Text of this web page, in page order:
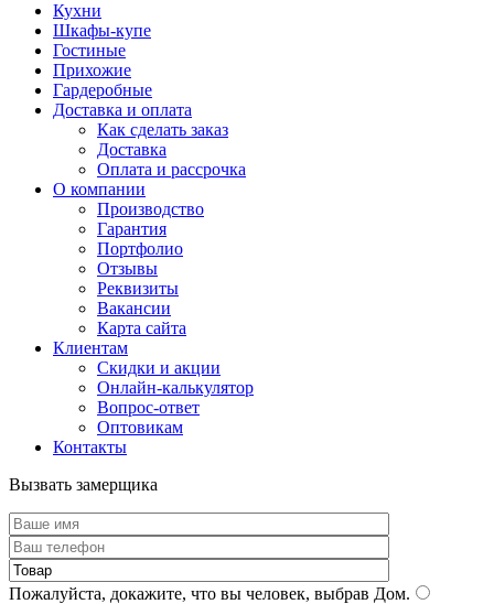
Кухни
Шкафы-купе
Гостиные
Прихожие
Гардеробные
Доставка и оплата
Как сделать заказ
Доставка
Оплата и рассрочка
О компании
Производство
Гарантия
Портфолио
Отзывы
Реквизиты
Вакансии
Карта сайта
Клиентам
Скидки и акции
Онлайн-калькулятор
Вопрос-ответ
Оптовикам
Контакты
Вызвать замерщика
Пожалуйста, докажите, что вы человек, выбрав Дом.